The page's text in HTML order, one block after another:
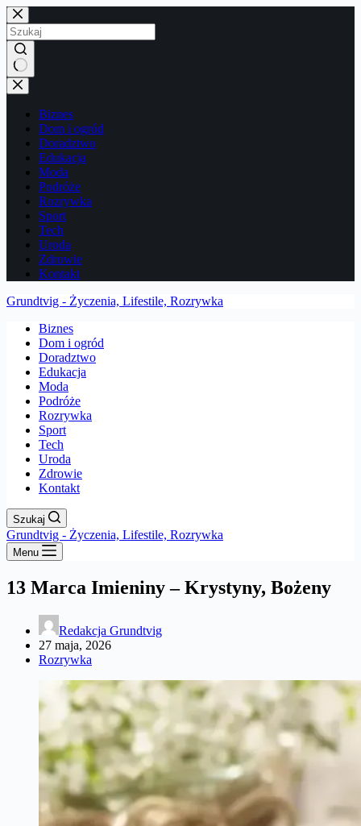
Przejdź
do
treści
Brak
wyników
Biznes
Dom i ogród
Doradztwo
Edukacja
Moda
Podróże
Rozrywka
Sport
Tech
Uroda
Zdrowie
Kontakt
Grundtvig - Życzenia, Lifestile, Rozrywka
Biznes
Dom i ogród
Doradztwo
Edukacja
Moda
Podróże
Rozrywka
Sport
Tech
Uroda
Zdrowie
Kontakt
Szukaj
Grundtvig - Życzenia, Lifestile, Rozrywka
Menu
13 Marca Imieniny – Krystyny, Bożeny
Redakcja Grundtvig
27 maja, 2026
Rozrywka